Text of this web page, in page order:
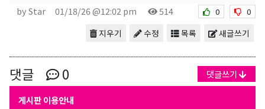
by Star 01/18/26 @12:02 pm 514 0 0
새글쓰기
목록
수정
지우기
댓글 0 댓글쓰기
게시판 이용안내